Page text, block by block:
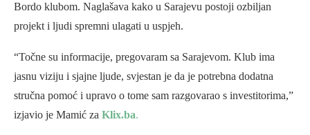
Bordo klubom. Naglašava kako u Sarajevu postoji ozbiljan
projekt i ljudi spremni ulagati u uspjeh.
“Točne su informacije, pregovaram sa Sarajevom. Klub ima
jasnu viziju i sjajne ljude, svjestan je da je potrebna dodatna
stručna pomoć i upravo o tome sam razgovarao s investitorima,”
izjavio je Mamić za Klix.ba.